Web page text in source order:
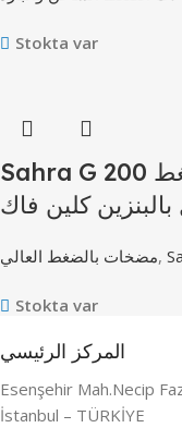
Stokta var
Sahra G 200 غسالة سيارات عالية الضغط
كلين فاك
مضخات بالضغط العالي,
Stokta var
المركز الرئيسي
Esenşehir Mah.Necip
İstanbul – TÜRKİYE